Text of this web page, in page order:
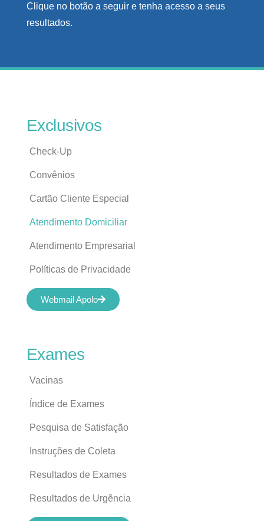
Clique no botão a seguir e tenha acesso a seus
resultados.
Exames
Vacinas
Índice de Exames
Pesquisa de Satisfação
Instruções de Coleta
Resultados de Exames
Resultados de Urgência
Exclusivos
Check-Up
Convênios
Cartão Cliente Especial
Atendimento Domiciliar
Atendimento Empresarial
Políticas de Privacidade
Webmail Apolo